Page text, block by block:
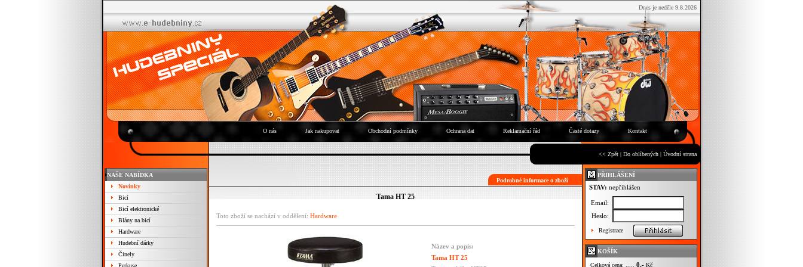
Dnes je neděle 9.8.2026
O nás Jak nakupovat Obchodní podmínky Ochrana dat Reklamační řád Časté dotazy Kontakt
<< Zpět | Do oblíbených | Úvodní strana
NAŠE NABÍDKA
Novinky
Bicí
Bicí elektronické
Blány na bicí
Hardware
Hudební dárky
Činely
Perkuse
Podrobné informace o zboží
Tama HT 25
Toto zboží se nachází v oddělení: Hardware
Název a popis:
Tama HT 25
PŘIHLÁŠENÍ
STAV: nepřihlášen
Email:
Heslo:
Registrace
KOŠÍK
Celková cena: ..... 0,- Kč